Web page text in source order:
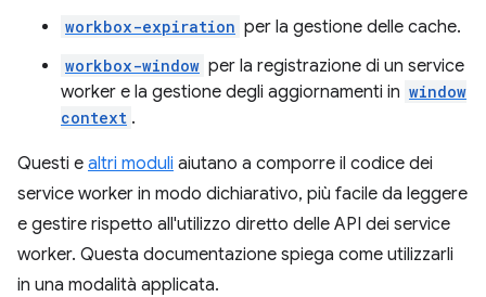
workbox-expiration per la gestione delle cache.
workbox-window per la registrazione di un service
worker e la gestione degli aggiornamenti in window
context .
Questi e altri moduli aiutano a comporre il codice dei
service worker in modo dichiarativo, più facile da leggere
e gestire rispetto all'utilizzo diretto delle API dei service
worker. Questa documentazione spiega come utilizzarli
in una modalità applicata.